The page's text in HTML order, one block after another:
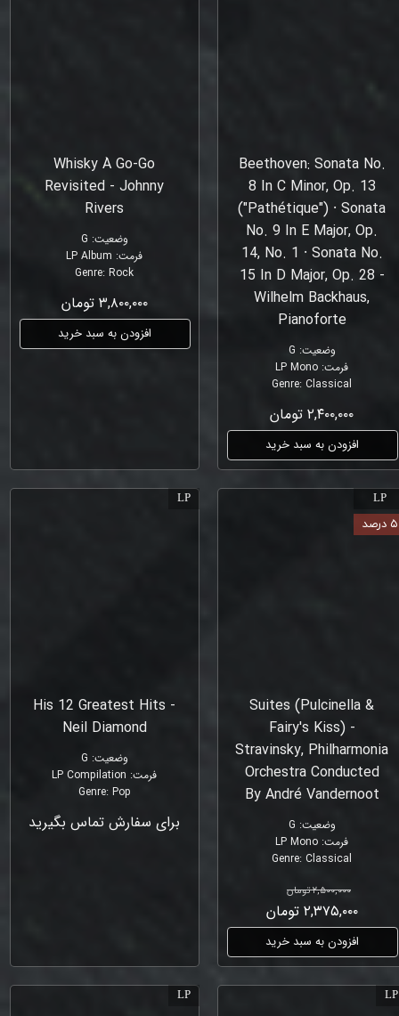
Beethoven: Sonata No.
8 In C Minor, Op. 13
("Pathétique") ⸱ Sonata
No. 9 In E Major, Op.
14, No. 1 ⸱ Sonata No.
15 In D Major, Op. 28 -
Wilhelm Backhaus,
Pianoforte
وضعیت:
G
فرمت:
LP Mono
Genre:Classical
۲,۴۰۰,۰۰۰ تومان
افزودن به سبد خرید
Whisky À Go-Go
Revisited - Johnny
Rivers
وضعیت:
G
فرمت:
LP Album
Genre:Rock
۳,۸۰۰,۰۰۰ تومان
افزودن به سبد خرید
Suites (Pulcinella &
Fairy's Kiss) -
Stravinsky, Philharmonia
Orchestra Conducted
By André Vandernoot
وضعیت:
G
فرمت:
LP Mono
Genre:Classical
۲,۵۰۰,۰۰۰ تومان
۲,۳۷۵,۰۰۰ تومان
افزودن به سبد خرید
LP
۵ درصد
His 12 Greatest Hits -
Neil Diamond
وضعیت:
G
فرمت:
LP Compilation
Genre: Pop
برای سفارش تماس بگیرید
LP
LP
LP